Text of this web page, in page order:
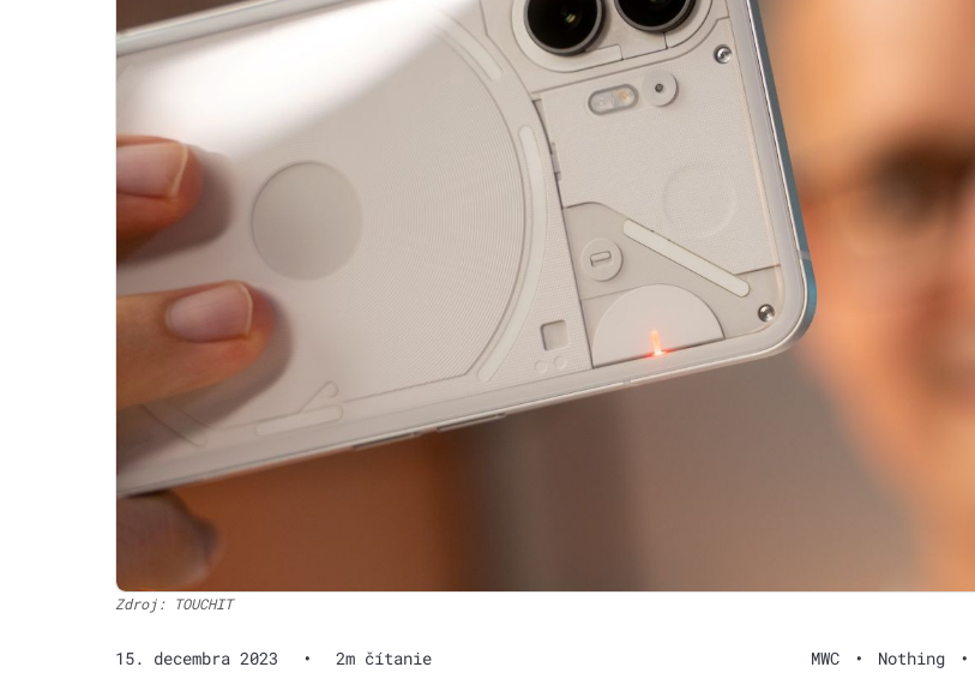
Zdroj: TOUCHIT
15. decembra 2023 • 2m čítanie MWC • Nothing •